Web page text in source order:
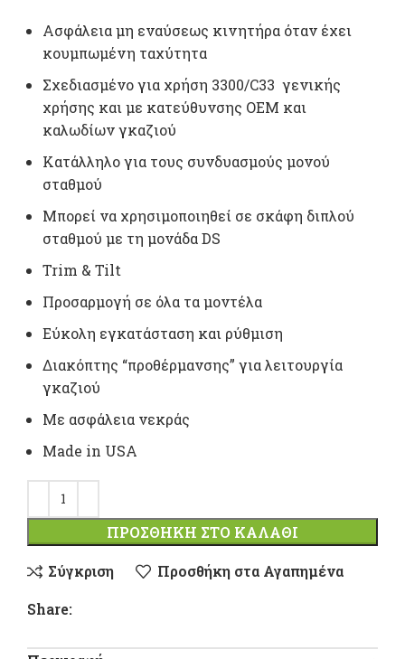
Ασφάλεια μη εναύσεως κινητήρα όταν έχει
κουμπωμένη ταχύτητα
Σχεδιασμένο για χρήση 3300/C33 γενικής
χρήσης και με κατεύθυνσης OEM και
καλωδίων γκαζιού
Κατάλληλο για τους συνδυασμούς μονού
σταθμού
Μπορεί να χρησιμοποιηθεί σε σκάφη διπλού
σταθμού με τη μονάδα DS
Trim & Tilt
Προσαρμογή σε όλα τα μοντέλα
Εύκολη εγκατάσταση και ρύθμιση
Διακόπτης “προθέρμανσης” για λειτουργία
γκαζιού
Με ασφάλεια νεκράς
Made in USA
ΠΡΟΣΘΉΚΗ ΣΤΟ ΚΑΛΆΘΙ
Σύγκριση
Προσθήκη στα Αγαπημένα
Share: